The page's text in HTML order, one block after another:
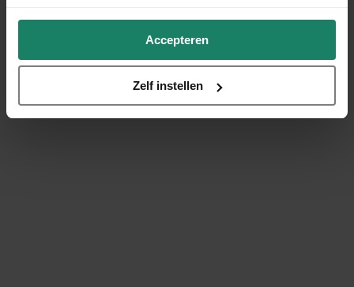
Accepteren
Zelf instellen